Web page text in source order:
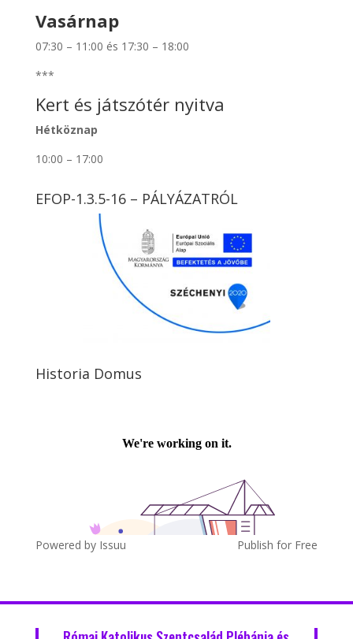
Vasárnap
07:30 – 11:00 és 17:30 – 18:00
***
Kert és játszótér nyitva
Hétköznap
10:00 – 17:00
EFOP-1.3.5-16 – PÁLYÁZATRÓL
Historia Domus
Powered by Issuu Publish for Free